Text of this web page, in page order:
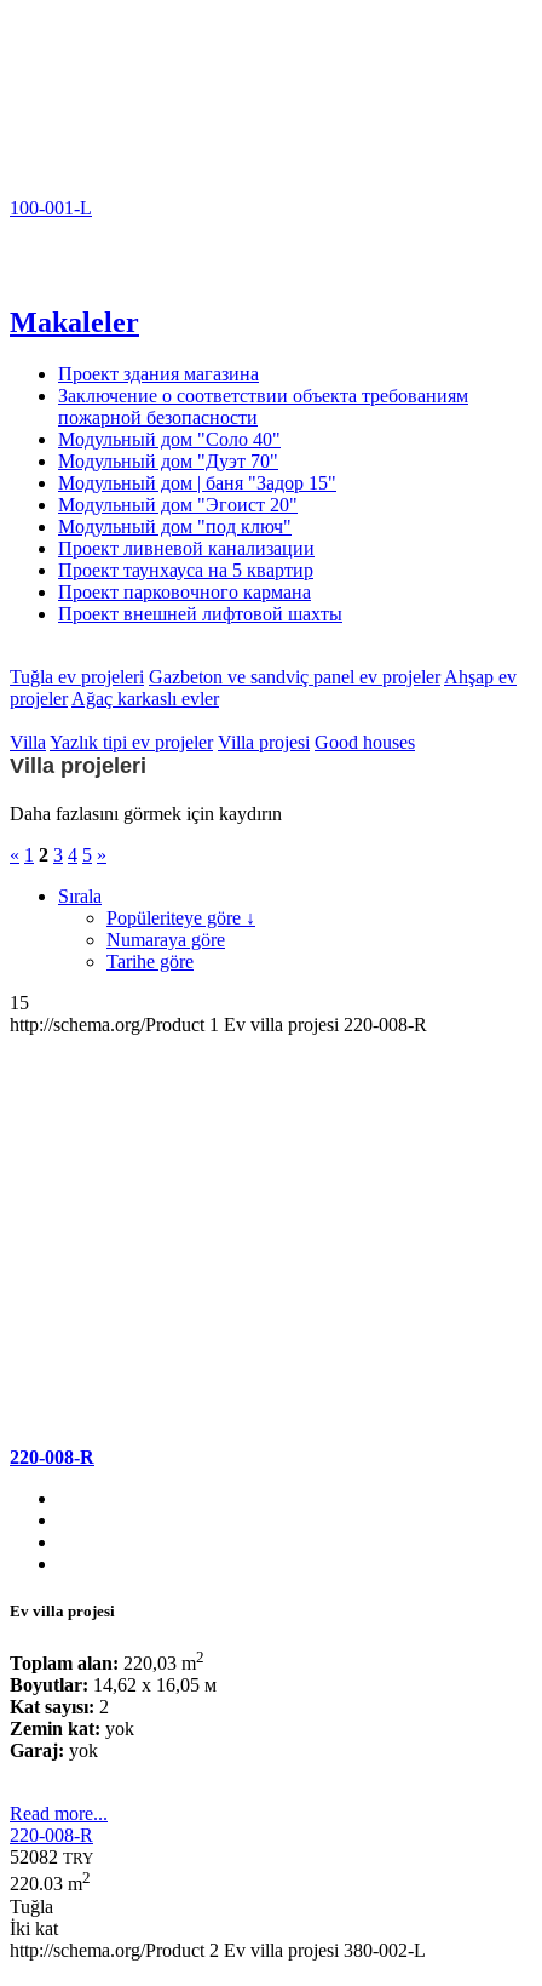
100-001-L
Makaleler
Проект здания магазина
Заключение о соответствии объекта требованиям
пожарной безопасности
Модульный дом "Соло 40"
Модульный дом "Дуэт 70"
Модульный дом | баня "Задор 15"
Модульный дом "Эгоист 20"
Модульный дом "под ключ"
Проект ливневой канализации
Проект таунхауса на 5 квартир
Проект парковочного кармана
Проект внешней лифтовой шахты
Tuğla ev projeleri Gazbeton ve sandviç panel ev projeler Ahşap ev
projeler Ağaç karkaslı evler
Villa Yazlık tipi ev projeler Villa projesi Good houses
Villa projeleri
Daha fazlasını görmek için kaydırın
« 1 2 3 4 5 »
Sırala
Popüleriteye göre ↓
Numaraya göre
Tarihe göre
15
http://schema.org/Product 1 Ev villa projesi 220-008-R
220-008-R
Ev villa projesi
Toplam alan: 220,03 m2
Boyutlar: 14,62 x 16,05 м
Kat sayısı: 2
Zemin kat: yok
Garaj: yok
Read more...
220-008-R
52082 TRY
220.03 m2
Tuğla
İki kat
http://schema.org/Product 2 Ev villa projesi 380-002-L